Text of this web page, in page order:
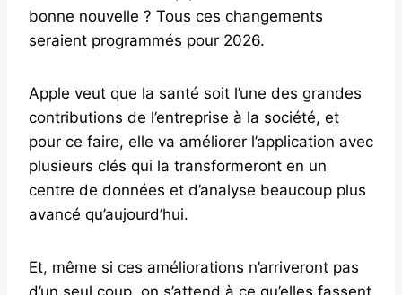
bonne nouvelle ? Tous ces changements
seraient programmés pour 2026.
Apple veut que la santé soit l’une des grandes
contributions de l’entreprise à la société, et
pour ce faire, elle va améliorer l’application avec
plusieurs clés qui la transformeront en un
centre de données et d’analyse beaucoup plus
avancé qu’aujourd’hui.
Et, même si ces améliorations n’arriveront pas
d’un seul coup, on s’attend à ce qu’elles fassent